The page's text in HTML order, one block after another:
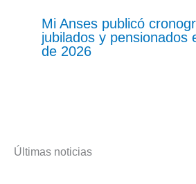
Mi Anses publicó
jubilados y pensionados
de 2026
Últimas noticias